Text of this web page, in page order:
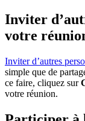
Inviter
votre
Inviter d’autres
simple que de
ce faire, cliquez sur
votre réunion.